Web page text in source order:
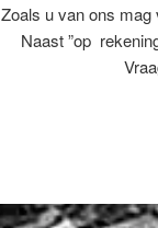
Zoals u van ons
Naast ”op